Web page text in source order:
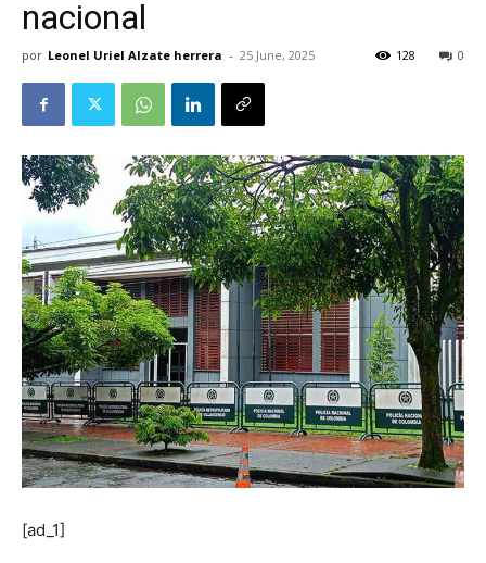
nacional
por Leonel Uriel Alzate herrera - 25 June, 2025 0
128
[ad_1]